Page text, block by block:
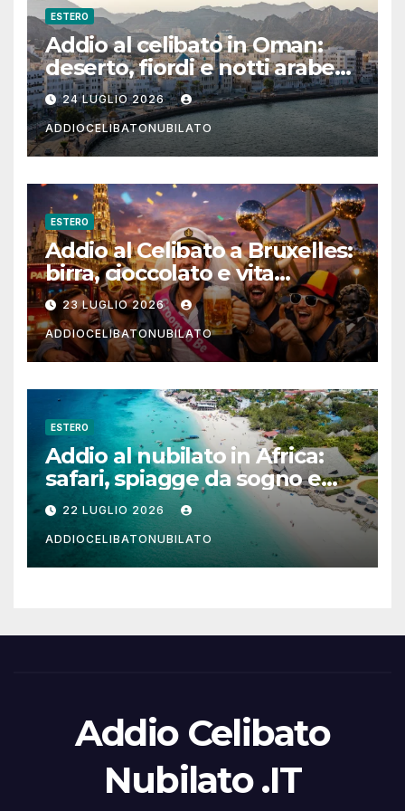
ESTERO
Addio al celibato in Oman:
deserto, fiordi e notti arabe
tra Muscat e Musandam
24 LUGLIO 2026
ADDIOCELIBATONUBILATO
ESTERO
Addio al Celibato a Bruxelles:
birra, cioccolato e vita
notturna per un weekend
indimenticabile
23 LUGLIO 2026
ADDIOCELIBATONUBILATO
ESTERO
Addio al nubilato in Africa:
safari, spiagge da sogno e
città magiche
22 LUGLIO 2026
ADDIOCELIBATONUBILATO
Addio Celibato
Nubilato .IT